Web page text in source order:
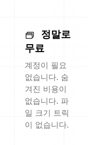
정말로
무료
계정이 필요
없습니다. 숨
겨진 비용이
없습니다. 파
일 크기 트릭
이 없습니다.